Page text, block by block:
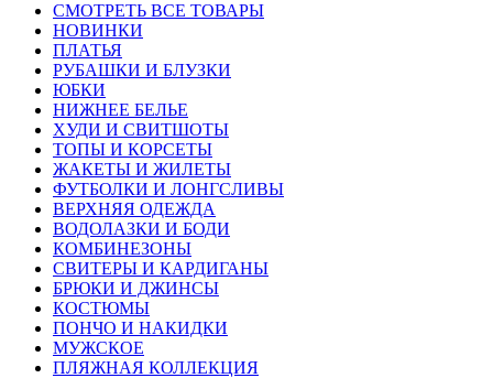
СМОТРЕТЬ ВСЕ ТОВАРЫ
НОВИНКИ
ПЛАТЬЯ
РУБАШКИ И БЛУЗКИ
ЮБКИ
НИЖНЕЕ БЕЛЬЕ
ХУДИ И СВИТШОТЫ
ТОПЫ И КОРСЕТЫ
ЖАКЕТЫ И ЖИЛЕТЫ
ФУТБОЛКИ И ЛОНГСЛИВЫ
ВЕРХНЯЯ ОДЕЖДА
ВОДОЛАЗКИ И БОДИ
КОМБИНЕЗОНЫ
СВИТЕРЫ И КАРДИГАНЫ
БРЮКИ И ДЖИНСЫ
КОСТЮМЫ
ПОНЧО И НАКИДКИ
МУЖСКОЕ
ПЛЯЖНАЯ КОЛЛЕКЦИЯ